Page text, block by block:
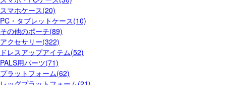
スマホケース(20)
PC・タブレットケース(10)
その他のポーチ(89)
アクセサリー(322)
ドレスアップアイテム(52)
PALS用パーツ(71)
プラットフォーム(62)